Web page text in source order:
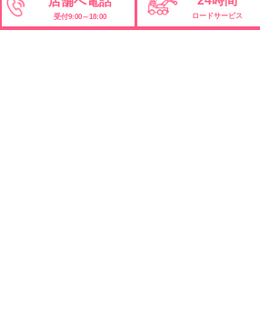
受付9:00～18:00 ロードサービス
マイカーリース 板金塗装